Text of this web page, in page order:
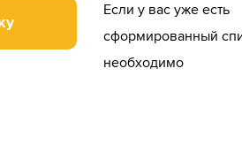
Если у вас уже есть
сформированный
необходимо